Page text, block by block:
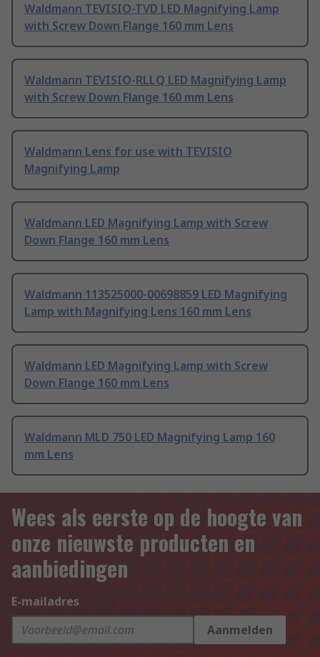
Waldmann TEVISIO-TVD LED Magnifying Lamp
with Screw Down Flange 160 mm Lens
Waldmann TEVISIO-RLLQ LED Magnifying Lamp
with Screw Down Flange 160 mm Lens
Waldmann Lens for use with TEVISIO
Magnifying Lamp
Waldmann LED Magnifying Lamp with Screw
Down Flange 160 mm Lens
Waldmann 113525000-00698859 LED Magnifying
Lamp with Magnifying Lens 160 mm Lens
Waldmann LED Magnifying Lamp with Screw
Down Flange 160 mm Lens
Waldmann MLD 750 LED Magnifying Lamp 160
mm Lens
Wees als eerste op de hoogte van
onze nieuwste producten en
aanbiedingen
E-mailadres
Aanmelden